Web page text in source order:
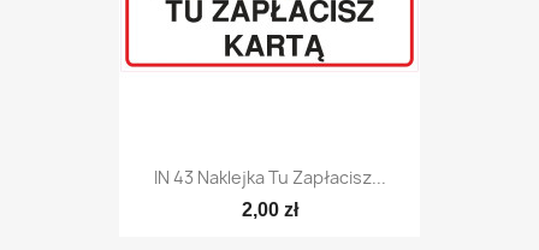
IN 43 Naklejka Tu Zapłacisz...
2,00 zł